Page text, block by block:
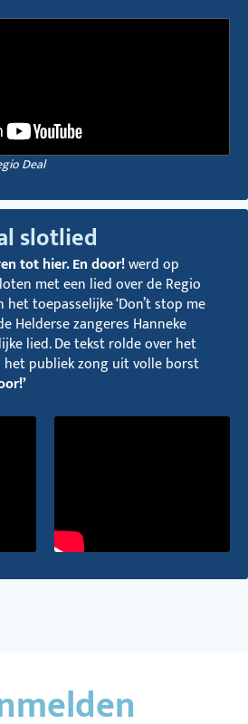
Deal
slotlied
tot hier. En door!werd op
met een lied over de Regio
het toepasselijke ‘Don’t stop me
Helderse zangeres Hanneke
lied. De tekst rolde over het
het publiek zong uit volle borst